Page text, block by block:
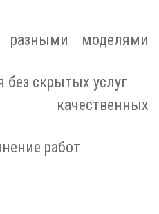
моделями
без скрытых услуг
качественных
работ